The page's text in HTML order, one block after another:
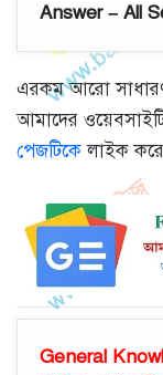
Answer – All
এরকম আরো সাধারণ
আমাদের
পেজটিকেলাইক
General